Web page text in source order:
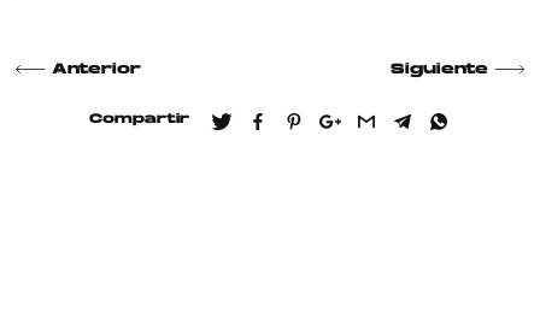
Anterior Siguiente
Compartir